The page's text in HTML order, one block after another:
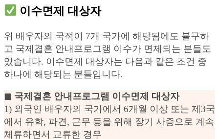
이수면제 대상자
위 배우자의 국적이 7개 국가에 해당됨에도 불구하
고 국제결혼 안내프로그램 이수가 면제되는 분들도
있습니다. 이수면제 대상자는 다음과 같은 조건 중
하나에 해당되는 분들입니다.
◼︎ 국제결혼 안내프로그램 이수면제 대상자
1) 외국인 배우자의 국가에서 6개월 이상 또는 제3국
에서 유학, 파견, 근무 등을 위해 장기 사증으로 계속
체류하면서 교류한 경우